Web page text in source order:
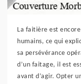
La faitière est
humains, ce qui
sa persévérance
d’un faitage, il est
avant d’agir. Opter